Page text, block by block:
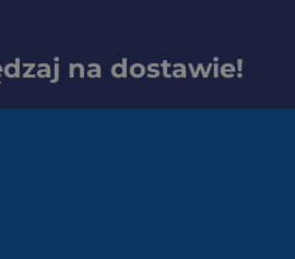
na dostawie!